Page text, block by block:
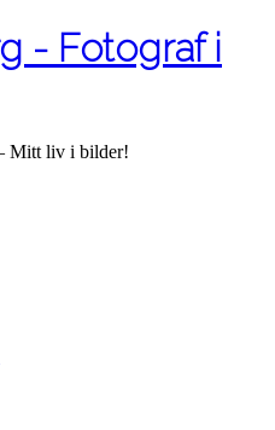
Mitt liv i bilder!